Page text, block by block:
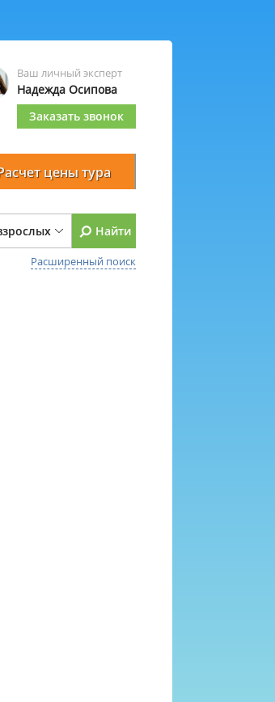
Ваш личный эксперт
Надежда Осипова
Заказать звонок
цены тура
Найти
Расширенный поиск